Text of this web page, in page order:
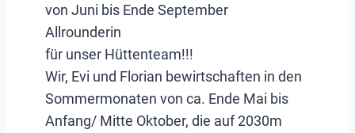
von Juni bis Ende September
Allrounderin
für unser Hüttenteam!!!
Wir, Evi und Florian bewirtschaften in den
Sommermonaten von ca. Ende Mai bis
Anfang/ Mitte Oktober, die auf 2030m